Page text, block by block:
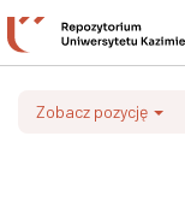
Zobacz pozycję